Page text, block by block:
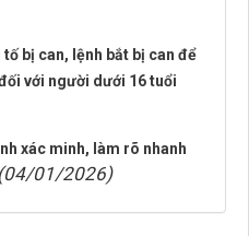
bị can, lệnh bắt bị can để
với người dưới 16 tuổi
xác minh, làm rõ nhanh
(04/01/2026)